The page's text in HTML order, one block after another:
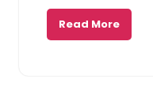
Read More